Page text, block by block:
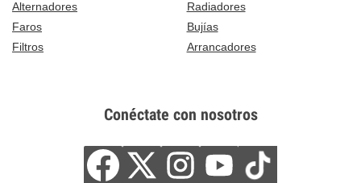
Alternadores
Radiadores
Faros
Bujías
Filtros
Arrancadores
Conéctate con nosotros